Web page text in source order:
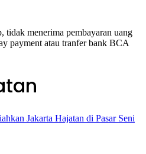
menerima pembayaran uang
payment atau tranfer bank BCA